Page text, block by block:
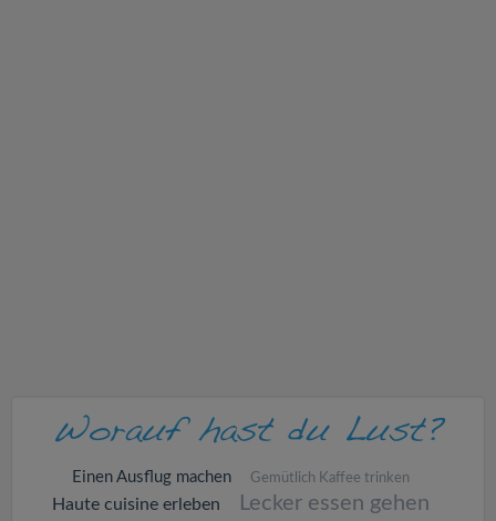
Einen Ausflug machen Gemütlich Kaffee trinken
Haute cuisine erleben Lecker essen gehen